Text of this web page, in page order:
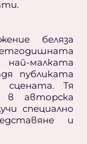
беляза
малката
публиката
Тя
в авторска
специално
и